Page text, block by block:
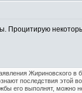
Процитирую
Жириновского в
последствия этой
его выполнят, можно